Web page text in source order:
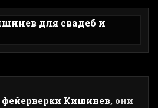
фейерверки Кишинев, они